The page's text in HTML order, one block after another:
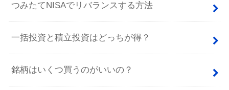
つみたてNISAでリバランスする方法
一括投資と積立投資はどっちが得？
銘柄はいくつ買うのがいいの？